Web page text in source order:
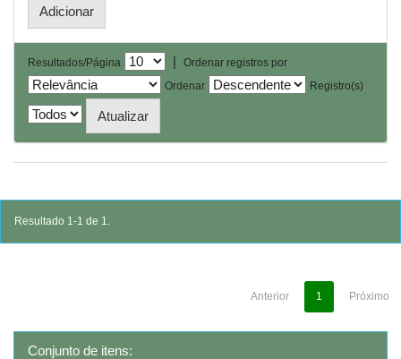
Resultados/Página |
Ordenar registros por
Ordenar
Registro(s)
Resultado 1-1 de 1.
Anterior 1 Próximo
Conjunto de itens: